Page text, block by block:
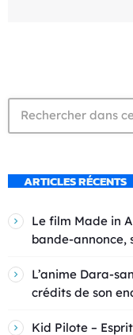
ARTICLES RÉCENTS
Le film Made in
bande-annonce,
L’anime Dara-
crédits de son
Kid Pilote –